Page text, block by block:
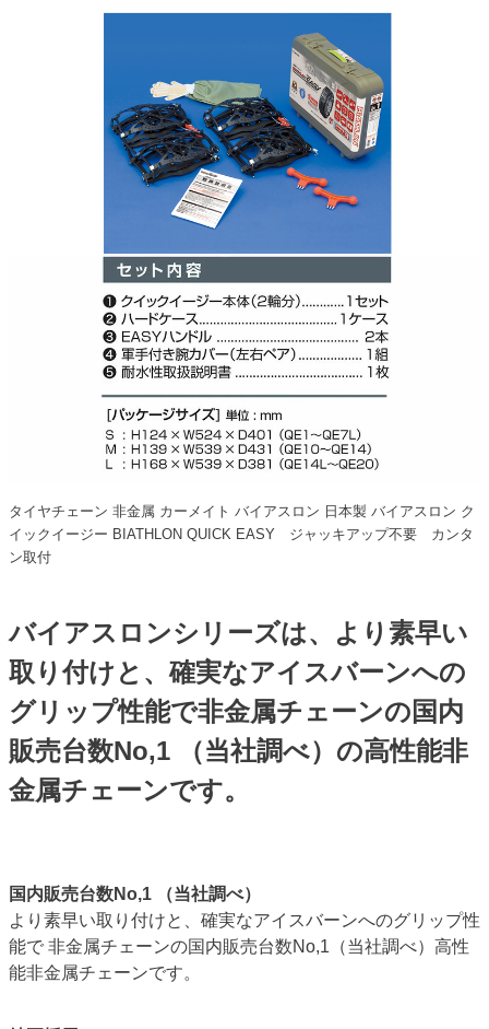
タイヤチェーン 非金属 カーメイト バイアスロン 日本製 バイアスロン ク
イックイージー BIATHLON QUICK EASY ジャッキアップ不要 カンタ
ン取付
バイアスロンシリーズは、より素早い
取り付けと、確実なアイスバーンへの
グリップ性能で非金属チェーンの国内
販売台数No,1 （当社調べ）の高性能非
金属チェーンです。
国内販売台数No,1 （当社調べ）
より素早い取り付けと、確実なアイスバーンへのグリップ性
能で 非金属チェーンの国内販売台数No,1（当社調べ）高性
能非金属チェーンです。